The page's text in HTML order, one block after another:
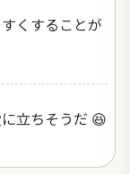
くすることが
立ちそうだ 😆